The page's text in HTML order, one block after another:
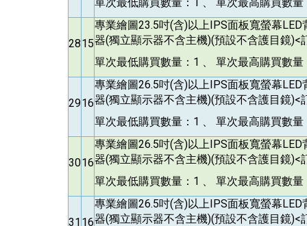
單次最低購買數量：1 、 單次最高購買數量
2815
專業繪圖23.5吋(含)以上IPS面板寬螢幕
器(獨立顯示器不含主機)(預設不含護目鏡)<
單次最低購買數量：1 、 單次最高購買數量
2916
專業繪圖26.5吋(含)以上IPS面板寬螢幕
器(獨立顯示器不含主機)(預設不含護目鏡)<
單次最低購買數量：1 、 單次最高購買數量
3016
專業繪圖26.5吋(含)以上IPS面板寬螢幕
器(獨立顯示器不含主機)(預設不含護目鏡)<
單次最低購買數量：1 、 單次最高購買數量
31 16
專業繪圖26.5吋(含)以上IPS面板寬螢幕
器(獨立顯示器不含主機)(預設不含護目鏡)<